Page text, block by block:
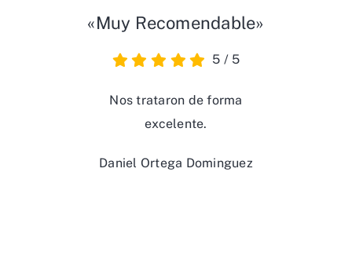
«Muy Recomendable»
5 / 5
Nos trataron de forma
excelente.
Daniel Ortega Dominguez